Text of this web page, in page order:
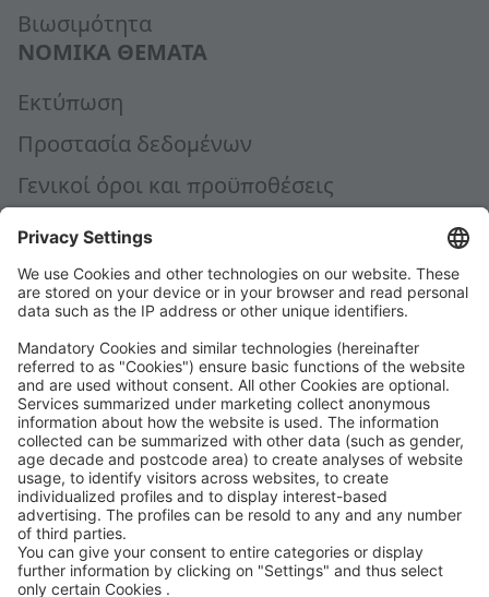
Βιωσιμότητα
ΝΟΜΙΚΆ ΘΈΜΑΤΑ
Εκτύπωση
Προστασία δεδομένων
Γενικοί όροι και προϋποθέσεις
Γενικοί όροι αγοράς
Code of Conduct
Accessibility Statement
ROWE SOCIAL
ΠΙΣΤΟΠΟΊΗΣΗ ΑΠΌ
ΥΠΟΣΤΗΡΊΖΟΥΜΕ